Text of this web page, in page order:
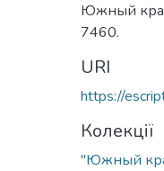
Южный
7460.
URI
https://
Колекції
"Южный